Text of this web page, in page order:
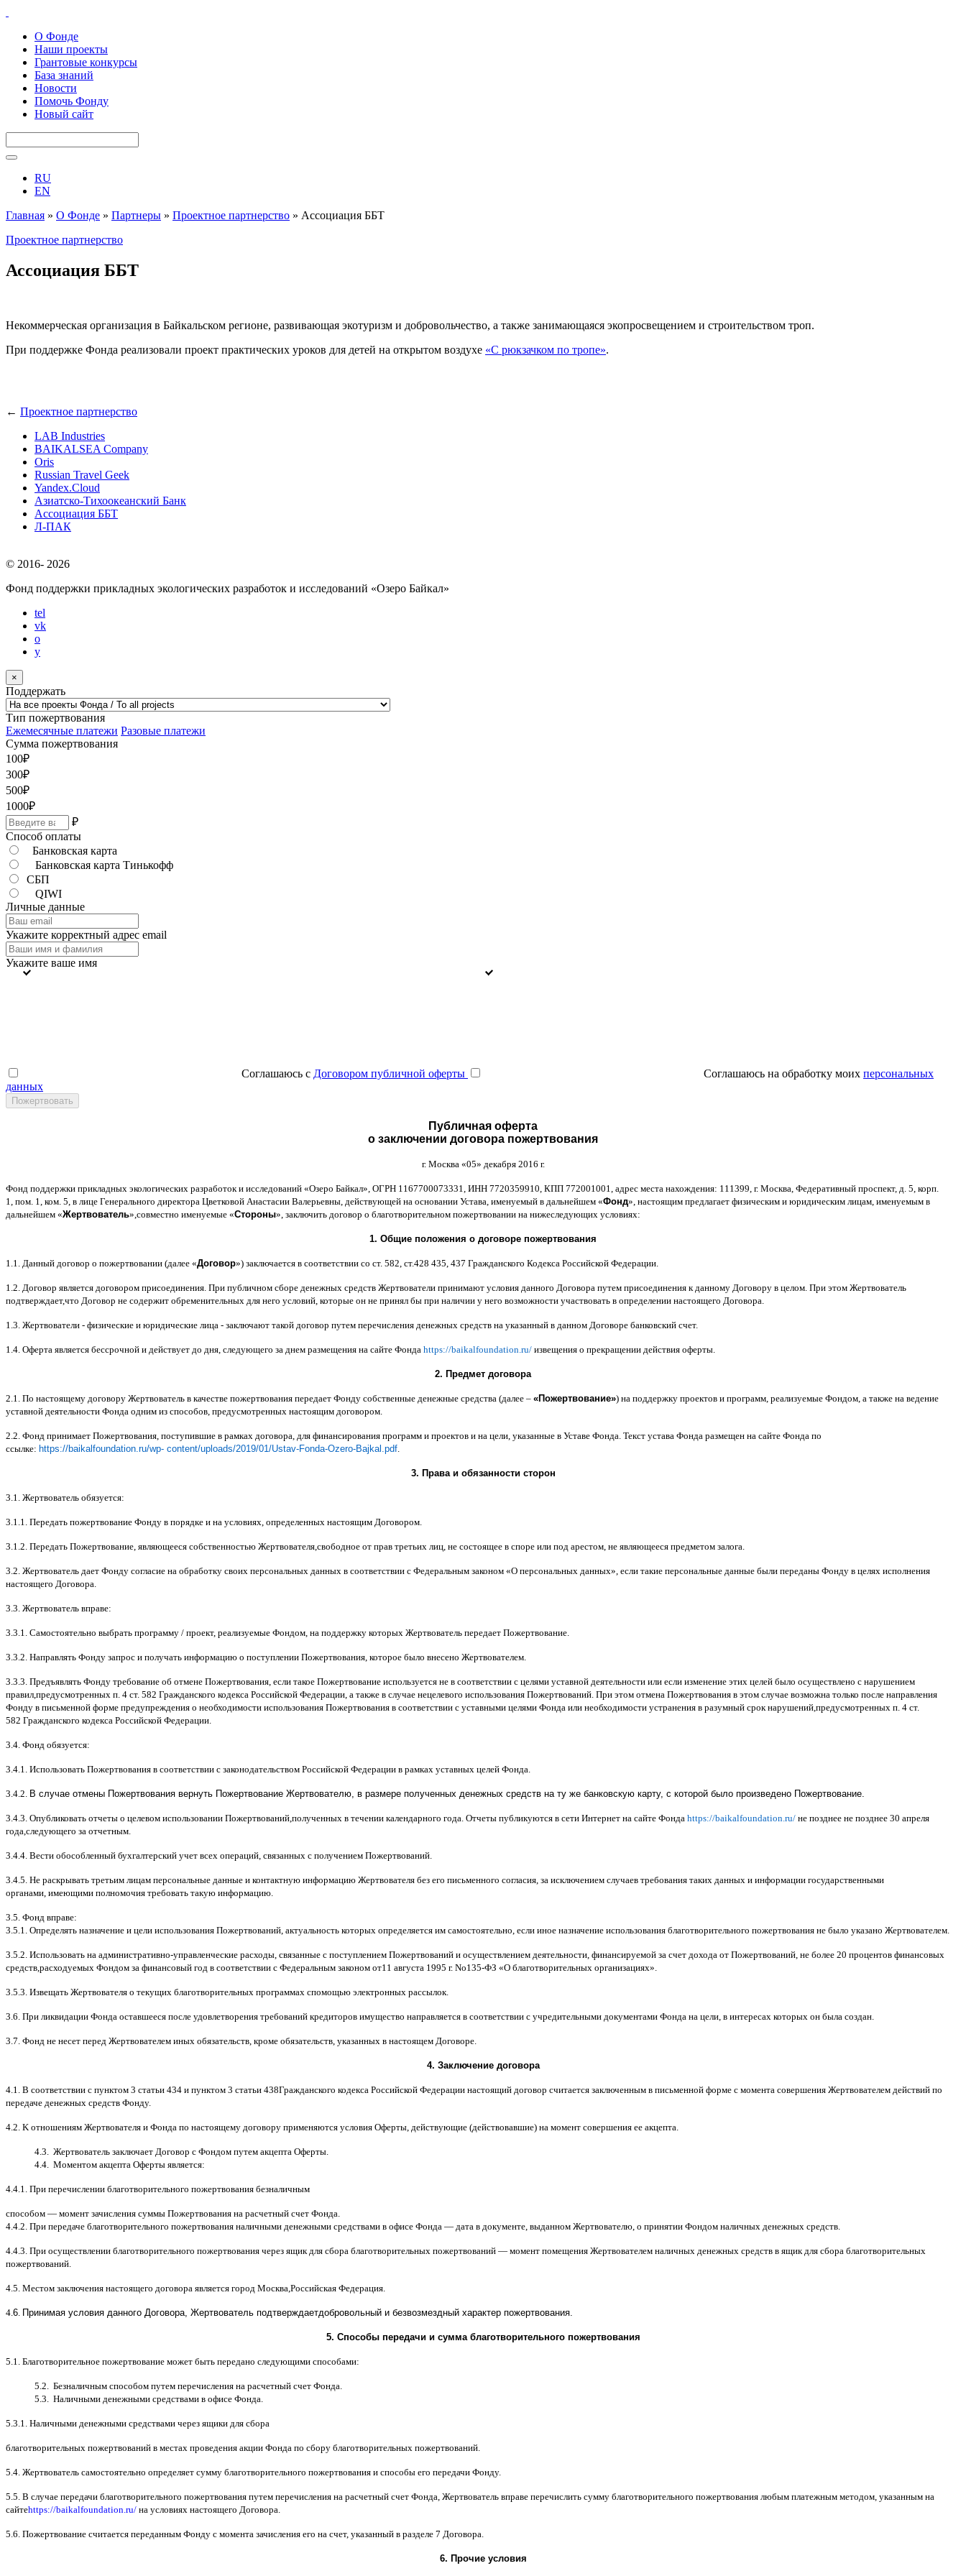
О Фонде
Наши проекты
Грантовые конкурсы
База знаний
Новости
Помочь Фонду
Новый сайт
RU
EN
Главная » О Фонде » Партнеры » Проектное партнерство » Ассоциация ББТ
Проектное партнерство
Ассоциация ББТ
Некоммерческая организация в Байкальском регионе, развивающая экотуризм и добровольчество, а также занимающаяся экопросвещением и строительством троп.
При поддержке Фонда реализовали проект практических уроков для детей на открытом воздухе «С рюкзачком по тропе».
← Проектное партнерство
LAB Industries
BAIKALSEA Company
Oris
Russian Travel Geek
Yandex.Cloud
Азиатско-Тихоокеанский Банк
Ассоциация ББТ
Л-ПАК
© 2016- 2026
Фонд поддержки прикладных экологических разработок и исследований «Озеро Байкал»
tel
vk
o
y
×
Поддержать
Тип пожертвования
Ежемесячные платежи Разовые платежи
Сумма пожертвования
100₽
300₽
500₽
1000₽
₽
Способ оплаты
Банковская карта
Банковская карта Тинькофф
СБП
QIWI
Личные данные
Укажите корректный адрес email
Укажите ваше имя
Соглашаюсь с Договором публичной оферты Соглашаюсь на обработку моих персональных
данных
Публичная оферта
о заключении договора пожертвования
г. Москва «05» декабря 2016 г.
Фонд поддержки прикладных экологических разработок и исследований «Озеро Байкал», ОГРН 1167700073331, ИНН 7720359910, КПП 772001001, адрес места нахождения: 111399, г. Москва Федеративный проспект, д . 5, корп
1, пом . 1, ком . 5, в лице Генерального директора Цветковой Анастасии Валерьевны действующей на основании Устава именуемый в дальнейшем «Фонд», настоящим предлагает физическим и юридическим лицам именуемым в
дальнейшем «Жертвователь», совместно именуемые «Стороны», заключить договор o благотворительном пожертвовании на нижеследующих условиях:
1. Общие положения o договоре пожертвования
1.1. Данный договор о пожертвовании (далее «Договор») заключается в соответствии со ст. 582, ст.428 435, 437 Гражданского Кодекса Российской Федерации
1.2. Договор является договором присоединения При публичном сборе денежных средств Жертвователи принимают условия данного Договора путем присоединения к данному Договору в целом При этом Жертвователь
подтверждает,что Договор не содержит обременительных для него условий которые он не принял бы при наличии у него возможности участвовать в определении настоящего Договора
1.3. Жертвователи - физические и юридические лица - заключают такой договор путем перечисления денежных средств на указанный в данном Договоре банковский счет.
1.4. Оферта является бессрочной и действует до дня следующего за днем размещения на сайте Фонда https://baikalfoundation.ru/ извещения о прекращении действия оферты
2. Предмет договора
2.1. По настоящему договору Жертвователь в качестве пожертвования передает Фонду собственные денежные средства (далее – «Пожертвование») на поддержку проектов и программ реализуемые Фондом а также на ведение
уставной деятельности Фонда одним из способов предусмотренных настоящим договором
2.2. Фонд принимает Пожертвования поступившие в рамках договора для финансирования программ и проектов и на цели указанные в Уставе Фонда Текст устава Фонда размещен на сайте Фонда по
ссылке: https://baikalfoundation.ru/wp- content/uploads/2019/01/Ustav-Fonda-Ozero-Bajkal.pdf
3. Права и обязанности сторон
3.1. Жертвователь обязуется:
3.1.1. Передать пожертвование Фонду в порядке и на условиях определенных настоящим Договором
3.1.2. Передать Пожертвование являющееся собственностью Жертвователя свободное от прав третьих лиц не состоящее в споре или под арестом не являющееся предметом залога
3.2. Жертвователь дает Фонду согласие на обработку своих персональных данных в соответствии с Федеральным законом «О персональных данных», если такие персональные данные были переданы Фонду в целях исполнения
настоящего Договора
3.3. Жертвователь вправе:
3.3.1. Самостоятельно выбрать программу / проект, реализуемые Фондом на поддержку которых Жертвователь передает Пожертвование
3.3.2. Направлять Фонду запрос и получать информацию о поступлении Пожертвования которое было внесено Жертвователем
3.3.3. Предъявлять Фонду требование об отмене Пожертвования если такое Пожертвование используется не в соответствии с целями уставной деятельности или если изменение этих целей было осуществлено с нарушением
правил предусмотренных п . 4 ст. 582 Гражданского кодекса Российской Федерации а также в случае нецелевого использования Пожертвований При этом отмена Пожертвования в этом случае возможна только после направления
Фонду в письменной форме предупреждения о необходимости использования Пожертвования в соответствии с уставными целями Фонда или необходимости устранения в разумный срок нарушений предусмотренных п . 4 ст.
582 Гражданского кодекса Российской Федерации
3.4. Фонд обязуется:
3.4.1. Использовать Пожертвования в соответствии с законодательством Российской Федерации в рамках уставных целей Фонда
3.4.2. В случае отмены Пожертвования вернуть Пожертвование Жертвователю, в размере полученных денежных средств на ту же банковскую карту, с которой было произведено Пожертвование.
3.4.3. Опубликовать отчеты о целевом использовании Пожертвований полученных в течении календарного года Отчеты публикуются в сети Интернет на сайте Фонда https://baikalfoundation.ru/ не позднее не позднее 30 апреля
года следующего за отчетным
3.4.4. Вести обособленный бухгалтерский учет всех операций связанных с получением Пожертвований
3.4.5. Не раскрывать третьим лицам персональные данные и контактную информацию Жертвователя без его письменного согласия за исключением случаев требования таких данных и информации государственными
органами имеющими полномочия требовать такую информацию
3.5. Фонд вправе:
3.5.1. Определять назначение и цели использования Пожертвований актуальность которых определяется им самостоятельно если иное назначение использования благотворительного пожертвования не было указано Жертвователем
3.5.2. Использовать на административно-управленческие расходы связанные с поступлением Пожертвований и осуществлением деятельности финансируемой за счет дохода от Пожертвований не более 20 процентов финансовых
средств расходуемых Фондом за финансовый год в соответствии с Федеральным законом от11 августа 1995 г. No135-ФЗ «О благотворительных организациях».
3.5.3. Извещать Жертвователя o текущих благотворительных программах cпомощью электронных рассылок
3.6. При ликвидации Фонда оставшееся после удовлетворения требований кредиторов имущество направляется в соответствии с учредительными документами Фонда на цели в интересах которых он была создан
3.7. Фонд не несет перед Жертвователем иных обязательств кроме обязательств указанных в настоящем Договоре
4. Заключение договора
4.1. B соответствии с пунктом 3 статьи 434 и пунктом 3 статьи 438Гражданского кодекса Российской Федерации настоящий договор считается заключенным в письменной форме c момента совершения Жертвователем действий по
передаче денежных средств Фонду.
4.2. K отношениям Жертвователя и Фонда по настоящему договору применяются условия Оферты действующие (действовавшие) на момент совершения ее акцепта
4.3. Жертвователь заключает Договор c Фондом путем акцепта Оферты
4.4. Моментом акцепта Оферты является:
4.4.1. При перечислении благотворительного пожертвования безналичным
способом — момент зачисления суммы Пожертвования на расчетный счет Фонда
4.4.2. При передаче благотворительного пожертвования наличными денежными средствами в офисе Фонда — дата в документе выданном Жертвователю o принятии Фондом наличных денежных средств
4.4.3. При осуществлении благотворительного пожертвования через ящик для сбора благотворительных пожертвований — момент помещения Жертвователем наличных денежных средств в ящик для сбора благотворительных
пожертвований
4.5. Местом заключения настоящего договора является город Москва Российская Федерация
4. 6 Принимая условия данного Договора, Жертвователь подтверждаетдобровольный и безвозмездный характер пожертвования
5. Способы передачи и сумма благотворительного пожертвования
5.1. Благотворительное пожертвование может быть передано следующими способами:
5.2. Безналичным способом путем перечисления на расчетный счет Фонда
5.3. Наличными денежными средствами в офисе Фонда
5.3.1. Наличными денежными средствами через ящики для сбора
благотворительных пожертвований в местах проведения акции Фонда по сбору благотворительных пожертвований
5.4. Жертвователь самостоятельно определяет сумму благотворительного пожертвования и способы его передачи Фонду.
5.5. B случае передачи благотворительного пожертвования путем перечисления на расчетный счет Фонда Жертвователь вправе перечислить сумму благотворительного пожертвования любым платежным методом указанным на
сайтеhttps://baikalfoundation.ru/ на условиях настоящего Договора
5.6. Пожертвование считается переданным Фонду с момента зачисления его на счет, указанный в разделе 7 Договора
6. Прочие условия